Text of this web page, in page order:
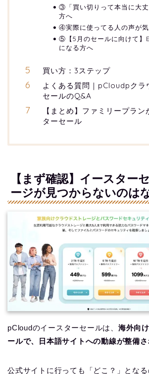
③「買い切りって本当に大
方へ
④実際に使ってる人の声が
⑤【5月のセールに向けて
になる方へ
買い方：3ステップ
よくある質問｜pCloudpクラ
セールのQ&A
【まとめ】ファミリープラン
ターセール
【まず確認】イースター
ージが見つからないのは
pCloudのイースターセールは、 海外向
ールで、日本語サイトへの動線が整備さ
公式サイトに行っても「どこ？」とな